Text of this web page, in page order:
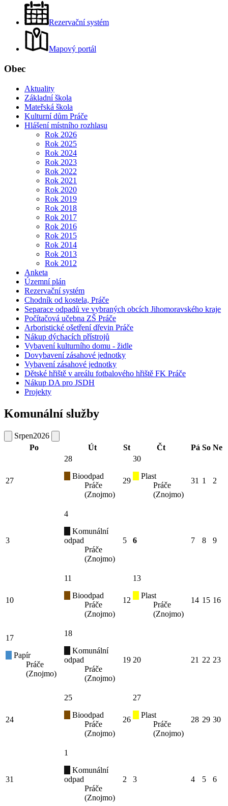
Rezervační systém
Mapový portál
Obec
Aktuality
Základní škola
Mateřská škola
Kulturní dům Práče
Hlášení místního rozhlasu
Rok 2026
Rok 2025
Rok 2024
Rok 2023
Rok 2022
Rok 2021
Rok 2020
Rok 2019
Rok 2018
Rok 2017
Rok 2016
Rok 2015
Rok 2014
Rok 2013
Rok 2012
Anketa
Územní plán
Rezervační systém
Chodník od kostela, Práče
Separace odpadů ve vybraných obcích Jihomoravského kraje
Počítačová učebna ZŠ Práče
Arboristické ošetření dřevin Práče
Nákup dýchacích přístrojů
Vybavení kulturního domu - židle
Dovybavení zásahové jednotky
Vybavení zásahové jednotky
Dětské hřiště v areálu fotbalového hřiště FK Práče
Nákup DA pro JSDH
Projekty
Komunální služby
Srpen2026
Po
Út St Čt Pá So Ne
27
28
Bioodpad
Práče
(Znojmo)
29
30
Plast
Práče
(Znojmo)
31 1 2
3
4
Komunální
odpad
Práče
(Znojmo)
5 6 7 8 9
10
11
Bioodpad
Práče
(Znojmo)
12
13
Plast
Práče
(Znojmo)
14 15 16
17
Papír
Práče
(Znojmo)
18
Komunální
odpad
Práče
(Znojmo)
19 20 21 22 23
24
25
Bioodpad
Práče
(Znojmo)
26
27
Plast
Práče
(Znojmo)
28 29 30
31
1
Komunální
odpad
Práče
(Znojmo)
2 3 4 5 6